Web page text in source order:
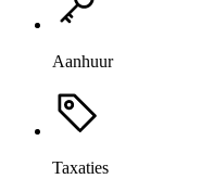
Aanhuur
Taxaties